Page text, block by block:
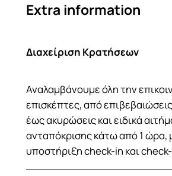
Extra information
Διαχείριση Κρατήσεων
Αναλαμβάνουμε όλη την
επισκέπτες, από
έως ακυρώσεις και ειδικά
ανταπόκρισης κάτω από 1 ώρα,
υποστήριξη check-in και